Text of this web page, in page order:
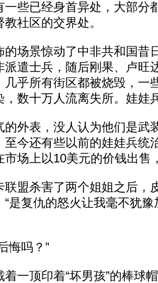
一些已经身首异处，大部
社区的交界处。
景惊动了中非共和国昔
派遣士兵，随后刚果、卢旺
几乎所有街区都被烧毁，一
，数十万人流离失所。娃娃
表，没人认为他们是武
至今还有些以前的娃娃兵统
市场上以10美元的价钱出售
杀害了两个姐姐之后，
是复仇的怒火让我毫不犹豫
吗？”
顶印着“坏男孩”的棒球
动物系恋人啊 | 钟欣潼体验爱情哲学 南